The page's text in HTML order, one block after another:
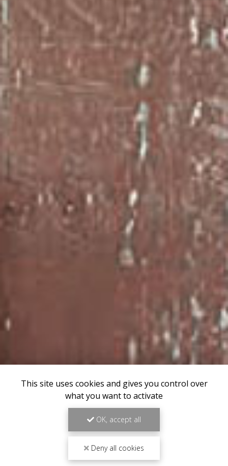
This site uses cookies and gives you control over
what you want to activate
OK, accept all
Deny all cookies